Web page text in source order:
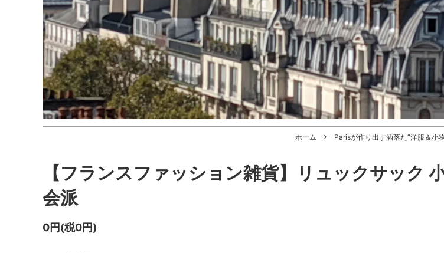
ホーム Parisが作り出す洒落た”洋服＆小
【フランスファッション雑貨】リュックサック
会派
0円(税0円)